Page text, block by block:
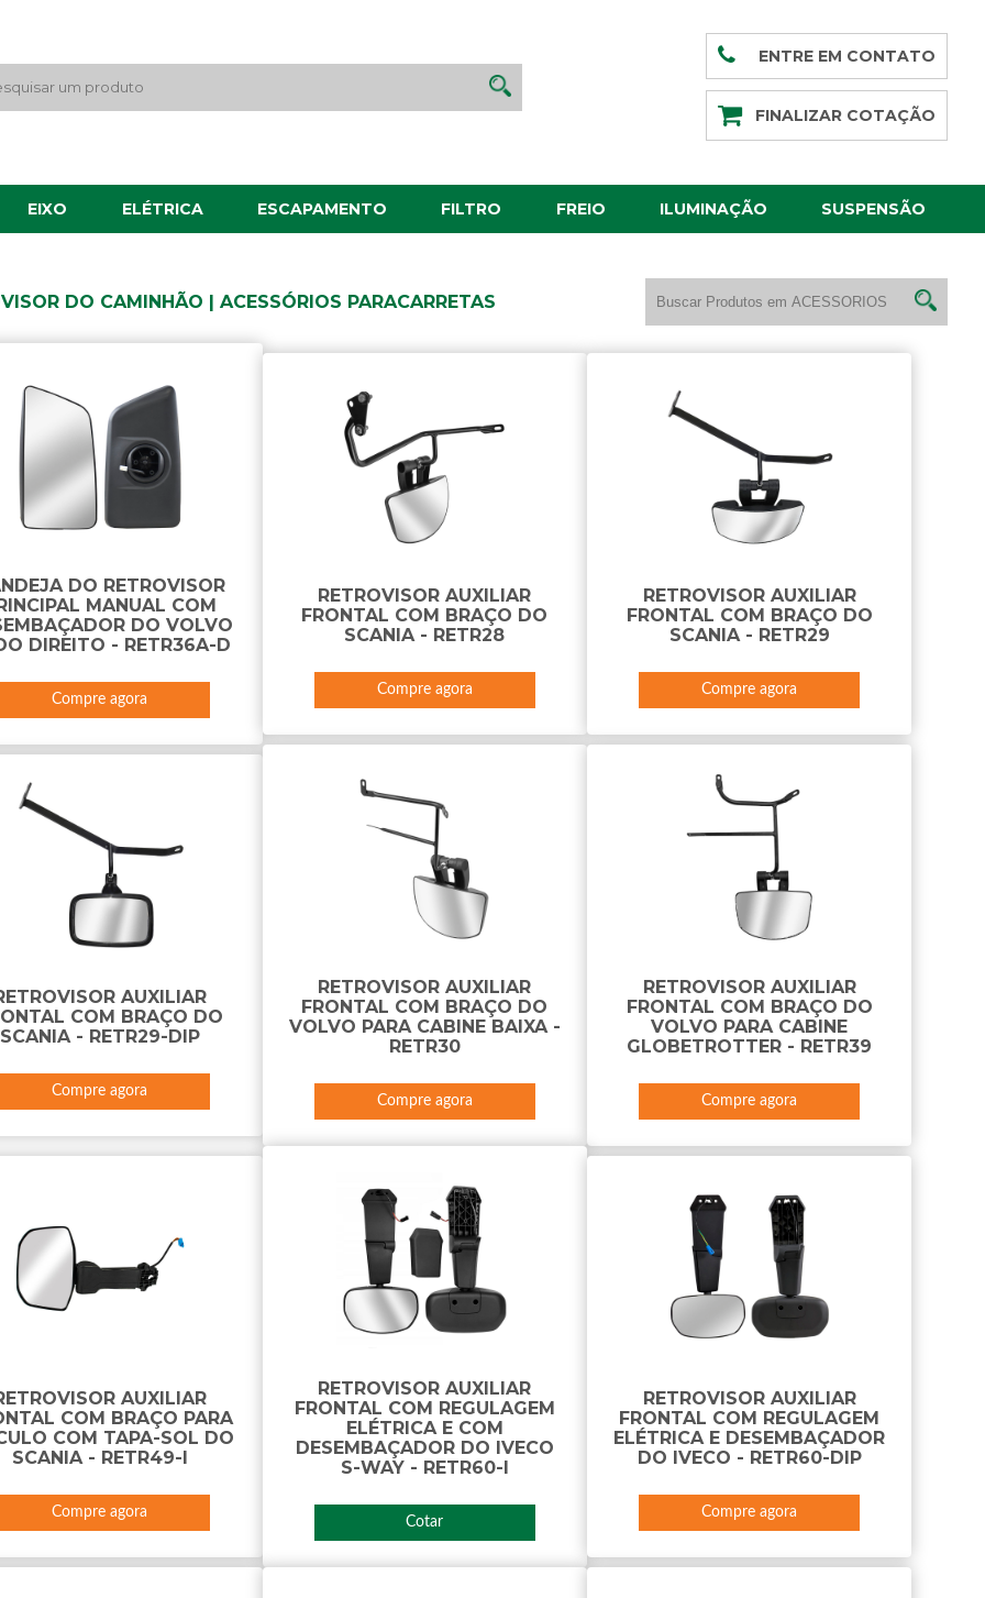
ENTRE EM CONTATO
FINALIZAR COTAÇÃO
EIXO ELÉTRICA ESCAPAMENTO FILTRO FREIO ILUMINAÇÃO SUSPENSÃO
DO CAMINHÃO | ACESSÓRIOS PARACARRETAS
DO RETROVISOR
MANUAL COM
DO VOLVO
DIREITO - RETR36A-D
Compre agora
RETROVISOR AUXILIAR
FRONTAL COM BRAÇO DO
SCANIA - RETR28
Compre agora
RETROVISOR AUXILIAR
FRONTAL COM BRAÇO DO
SCANIA - RETR29
Compre agora
AUXILIAR
COM BRAÇO DO
SCANIA - RETR29-DIP
Compre agora
RETROVISOR AUXILIAR
FRONTAL COM BRAÇO DO
VOLVO PARA CABINE BAIXA -
RETR30
Compre agora
RETROVISOR AUXILIAR
FRONTAL COM BRAÇO DO
VOLVO PARA CABINE
GLOBETROTTER - RETR39
Compre agora
AUXILIAR
COM BRAÇO PARA
COM TAPA-SOL DO
SCANIA - RETR49-I
Compre agora
RETROVISOR AUXILIAR
FRONTAL COM REGULAGEM
ELÉTRICA E COM
DESEMBAÇADOR DO IVECO
S-WAY - RETR60-I
Cotar
RETROVISOR AUXILIAR
FRONTAL COM REGULAGEM
ELÉTRICA E DESEMBAÇADOR
DO IVECO - RETR60-DIP
Compre agora